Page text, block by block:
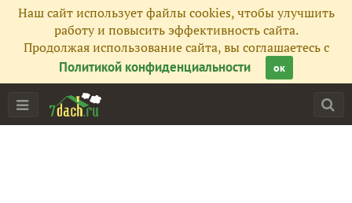
Наш сайт использует файлы cookies, чтобы улучшить
работу и повысить эффективность сайта.
Продолжая использование сайта, вы соглашаетесь с
Политикой конфиденциальности
ок